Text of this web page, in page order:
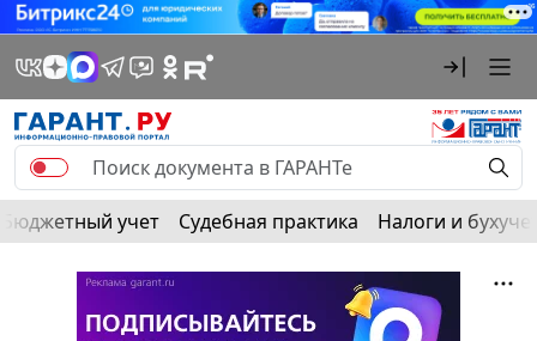
Бюджетный учет Судебная практика Налоги и